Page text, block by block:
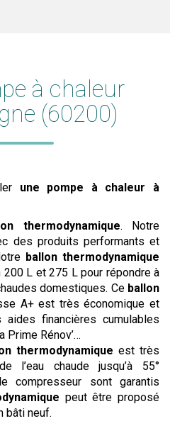
à chaleur
(60200)
une pompe à chaleur
à
thermodynamique. Notre
des produits performants et
ballon thermodynamique
L et 275 L pour répondre à
domestiques. Ce ballon
A+ est très économique et
financières cumulables
Prime Rénov’…
thermodynamique est très
l’eau chaude jusqu’à 55°
compresseur sont garantis
peut être proposé
bâti neuf.